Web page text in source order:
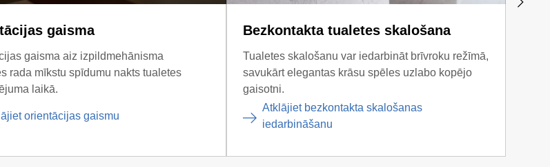
gaisma
gaisma aiz izpildmehānisma
rada mīkstu spīdumu nakts tualetes
laikā.
orientācijas gaismu
Bezkontakta tualetes skalošana
Tualetes skalošanu var iedarbināt brīvroku režīmā,
savukārt elegantas krāsu spēles uzlabo kopējo
gaisotni.
Atklājiet bezkontakta skalošanas
iedarbināšanu